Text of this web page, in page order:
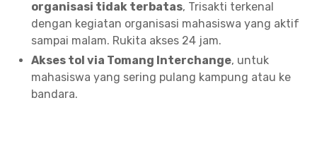
organisasi tidak terbatas, Trisakti terkenal
dengan kegiatan organisasi mahasiswa yang aktif
sampai malam. Rukita akses 24 jam.
Akses tol via Tomang Interchange, untuk
mahasiswa yang sering pulang kampung atau ke
bandara.